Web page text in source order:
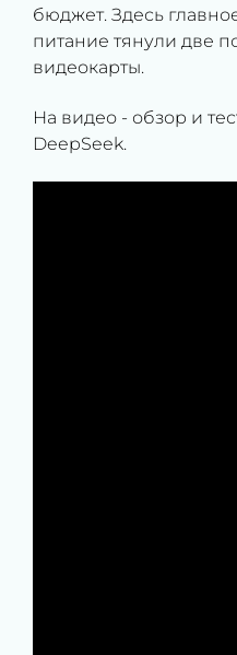
бюджет. Здесь
питание тянули две
видеокарты.
На видео - обзор и
DeepSeek.